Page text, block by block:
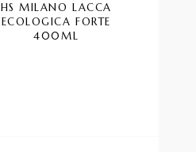
HS MILANO LACCA
ECOLOGICA FORTE
400ML